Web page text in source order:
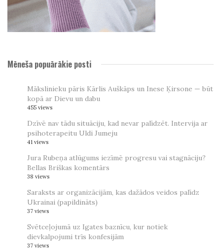
Mēneša popuārākie posti
Mākslinieku pāris Kārlis Auškāps un Inese Ķirsone — būt
kopā ar Dievu un dabu
455 views
Dzīvē nav tādu situāciju, kad nevar palīdzēt. Intervija ar
psihoterapeitu Uldi Jumeju
41 views
Jura Rubeņa atlūgums iezīmē progresu vai stagnāciju?
Bellas Briškas komentārs
38 views
Saraksts ar organizācijām, kas dažādos veidos palīdz
Ukrainai (papildināts)
37 views
Svētceļojumā uz Igates baznīcu, kur notiek
dievkalpojumi trīs konfesijām
37 views